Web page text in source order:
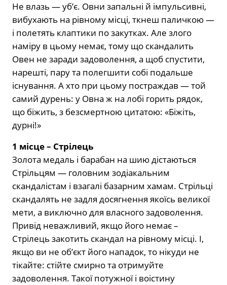
Не влазь — уб’є. Овни запальні й імпульсивні,
вибухають на рівному місці, ткнеш паличкою —
і полетять клаптики по закутках. Але злого
наміру в цьому немає, тому що скандалить
Овен не заради задоволення, а щоб спустити,
нарешті, пару та полегшити собі подальше
існування. А хто при цьому постраждав — той
самий дурень: у Овна ж на лобі горить рядок,
що біжить, з безсмертною цитатою: «Біжіть,
дурні!»
1 місце – Стрілець
Золота медаль і барабан на шию дістаються
Стрільцям — головним зодіакальним
скандалістам і взагалі базарним хамам. Стрільці
скандалять не задля досягнення якоїсь великої
мети, а виключно для власного задоволення.
Привід неважливий, якщо його немає –
Стрілець закотить скандал на рівному місці. І,
якщо ви не об’єкт його нападок, то нікуди не
тікайте: стійте смирно та отримуйте
задоволення. Такої потужної і воістину